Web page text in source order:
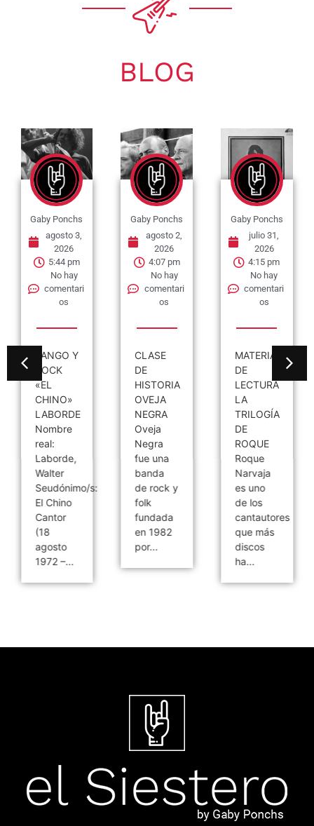
BLOG
Gaby Ponchs
agosto 3,
2026
5:44 pm
No hay
comentari
os
TANGO Y
ROCK
«EL
CHINO»
LABORDE
Nombre
real:
Laborde,
Walter
Seudónimo/s:
El Chino
Cantor
(18
agosto
1972 –...
Gaby Ponchs
agosto 2,
2026
4:07 pm
No hay
comentari
os
CLASE
DE
HISTORIA
OVEJA
NEGRA
Oveja
Negra
fue una
banda
de rock y
folk
fundada
en 1982
por...
Gaby Ponchs
julio 31,
2026
4:15 pm
No hay
comentari
os
MATERIAL
DE
LECTURA
LA
TRILOGÍA
DE
ROQUE
Roque
Narvaja
es uno
de los
cantautores
que más
discos
ha...